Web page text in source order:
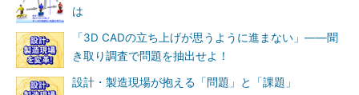
は
「3D CADの立ち上げが思うように進まない」――聞
き取り調査で問題を抽出せよ！
設計・製造現場が抱える「問題」と「課題」